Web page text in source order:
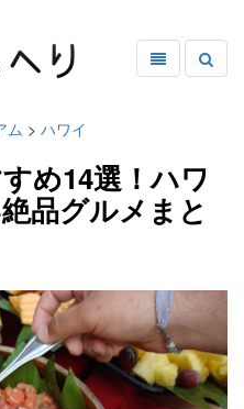
ム > ハワイ
め14選！ハワ
品グルメまと